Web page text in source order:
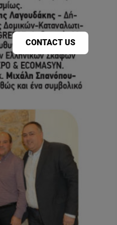
CONTACT US